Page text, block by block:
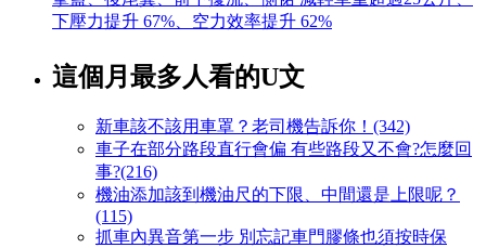
這個月最多人看的U文
新車該不該用車罩？老司機告訴你！(342)
車子在部分路段直行會偏 有些路段又不會?怎麼回
事?(216)
機油添加該到機油尺的下限、中間還是上限呢？
(115)
抓車內異音第一步 別忘記車門膠條也須按時保